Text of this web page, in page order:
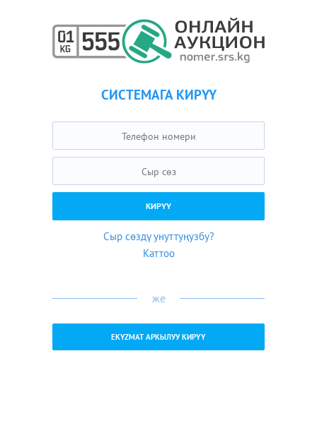
СИСТЕМАГА КИРҮҮ
Сыр сөздү унуттуңузбу?
Каттоо
же
EKYZMAT АРКЫЛУУ КИРҮҮ